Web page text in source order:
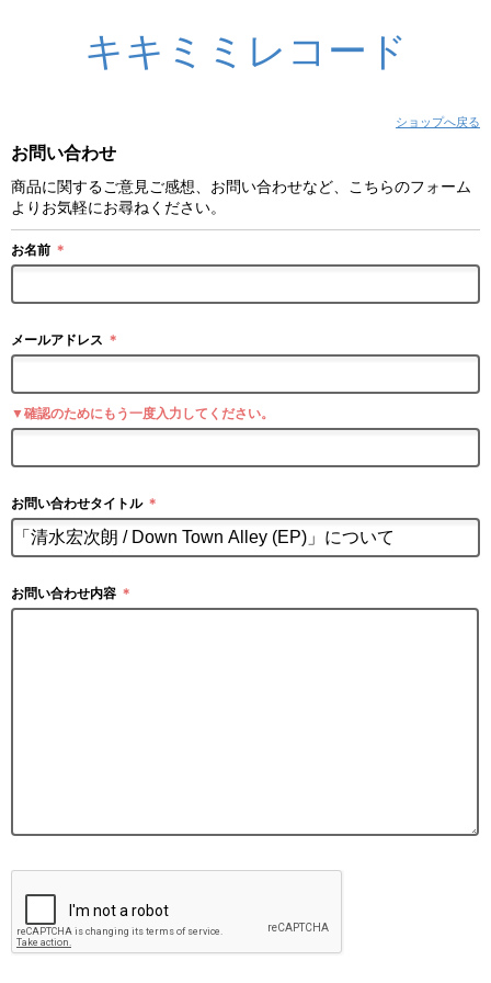
キキミミレコード
ショップへ戻る
お問い合わせ
商品に関するご意見ご感想、お問い合わせなど、こちらのフォーム
よりお気軽にお尋ねください。
お名前 ＊
メールアドレス ＊
▼確認のためにもう一度入力してください。
お問い合わせタイトル ＊
お問い合わせ内容 ＊